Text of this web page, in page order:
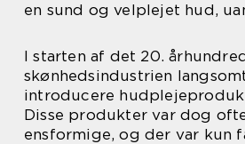
en sund og velplejet hud,
I starten af det 20.
skønhedsindustrien
introducere
Disse produkter var dog
ensformige, og der var kun